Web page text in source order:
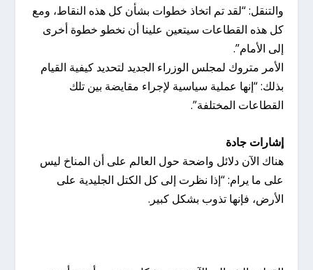
والتنقل: “لقد تم اتخاذ خطوات بشأن كل هذه النقاط، ومع
كل هذه القطاعات سيتعين علينا أن نخطو خطوة أخرى
إلى الأمام”.
الأمر متروك لمجلس الوزراء الجديد لتحديد كيفية القيام
بذلك: “إنها عملية سياسية لإجراء مقايضة بين تلك
القطاعات المختلفة”.
إشارات جادة
هناك الآن دلائل واضحة حول العالم على أن المناخ ليس
على ما يرام: “إذا نظرت إلى كل الكتل الجليدية على
الأرض، فإنها تذوب بشكل كبير.